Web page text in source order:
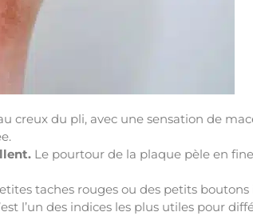
creux du pli, avec une sensation de
Le pourtour de la plaque pèle en
taches rouges ou des petits boutons
l’un des indices les plus utiles pour